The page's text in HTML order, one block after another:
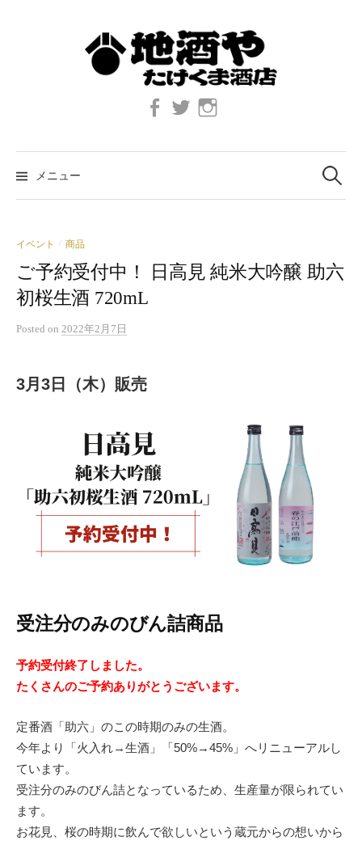
キ
ッ
Facebooktwitter
メニュー
索:
イベント / 商品
ご予約受付中！ 日高見 純米大吟醸 助六
初桜生酒 720mL
Posted on 2022年2月7日
3月3日（木）販売
受注分のみのびん詰商品
予約受付終了しました。
たくさんのご予約ありがとうございます。
定番酒「助六」のこの時期のみの生酒。
今年より「火入れ→生酒」「50%→45%」へリニューアルし
ています。
受注分のみのびん詰となっているため、生産量が限られてい
ます。
お花見、桜の時期に飲んで欲しいという蔵元からの想いから